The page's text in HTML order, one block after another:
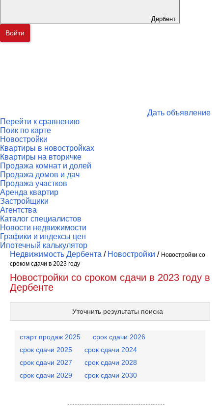
Дербент
Войти
Дать объявление
Перейти к сравнению
Поик по карте
Новостройки
Квартиры в новостройках
Квартиры на вторичке
Продажа комнат и долей
Продажа домов и дач
Продажа участков
Аренда квартир
Застройщики
Агентства
Каталог специалистов
Новости недвижимости
Графики и индексы цен
Ипотечный калькулятор
Недвижимость Дербента / Новостройки / Новостройки со
сроком сдачи в 2023 году
Новостройки со сроком сдачи в 2023 году в
Дербенте
Уточнить результаты поиска
старт продаж 2025
срок сдачи 2026
срок сдачи 2025
срок сдачи 2024
срок сдачи 2027
срок сдачи 2028
срок сдачи 2029
срок сдачи 2030